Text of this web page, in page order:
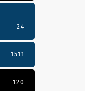
24
1511
120